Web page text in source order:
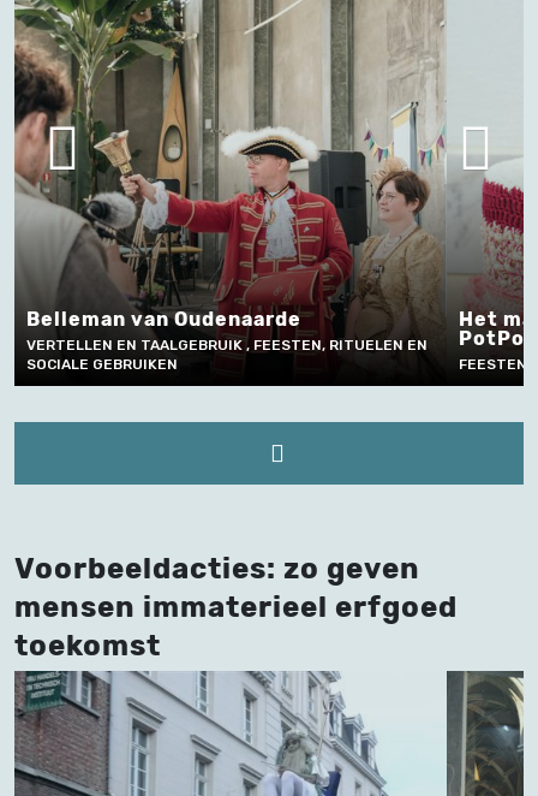
EN
Het maken en gebruiken van de
PotPots
FEESTEN, RITUELEN EN SOCIALE GEBRUIKEN
Voorbeeldacties: zo geven
mensen immaterieel erfgoed
toekomst